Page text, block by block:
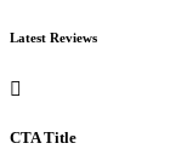
Latest Reviews
CTA Title